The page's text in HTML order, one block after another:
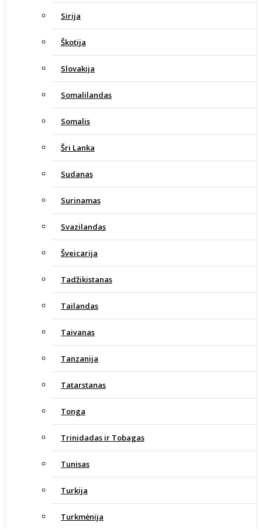
Sirija
Škotija
Slovakija
Somalilandas
Somalis
Šri Lanka
Sudanas
Surinamas
Svazilandas
Šveicarija
Tadžikistanas
Tailandas
Taivanas
Tanzanija
Tatarstanas
Tonga
Trinidadas ir Tobagas
Tunisas
Turkija
Turkmėnija